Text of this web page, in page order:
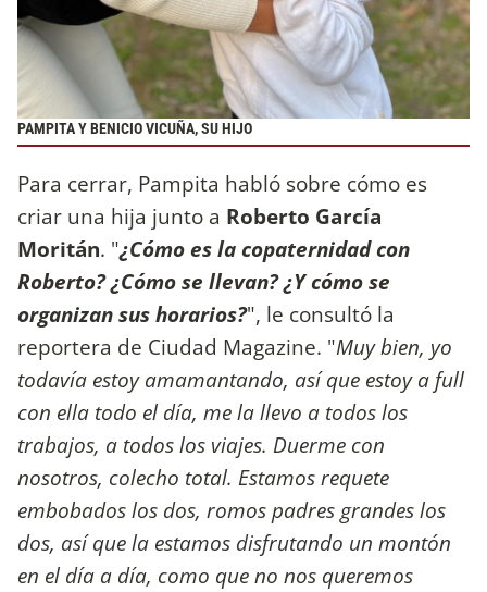
PAMPITA Y BENICIO VICUÑA, SU HIJO
Para cerrar, Pampita habló sobre cómo es
criar una hija junto a Roberto García
Moritán. "¿Cómo es la copaternidad con
Roberto? ¿Cómo se llevan? ¿Y cómo se
organizan sus horarios?", le consultó la
reportera de Ciudad Magazine. "Muy bien, yo
todavía estoy amamantando, así que estoy a full
con ella todo el día, me la llevo a todos los
trabajos, a todos los viajes. Duerme con
nosotros, colecho total. Estamos requete
embobados los dos, romos padres grandes los
dos, así que la estamos disfrutando un montón
en el día a día, como que no nos queremos